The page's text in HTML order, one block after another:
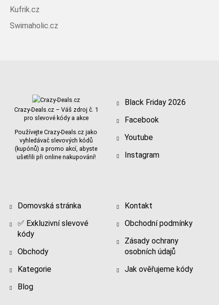
Kufrik.cz
Swimaholic.cz
Crazy-Deals.cz – Váš zdroj č. 1
pro slevové kódy a akce
Používejte Crazy-Deals.cz jako
vyhledávač slevových kódů
(kupónů) a promo akcí, abyste
ušetřili při online nakupování!
Black Friday 2026
Facebook
Youtube
Instagram
Domovská stránka
✅ Exkluzivní slevové
kódy
Obchody
Kategorie
Blog
Kontakt
Obchodní podmínky
Zásady ochrany
osobních údajů
Jak ověřujeme kódy